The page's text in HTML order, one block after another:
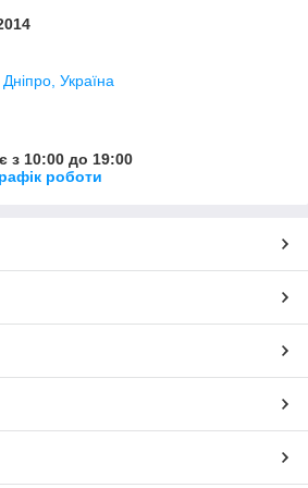
Україна
з 10:00 до 19:00
роботи